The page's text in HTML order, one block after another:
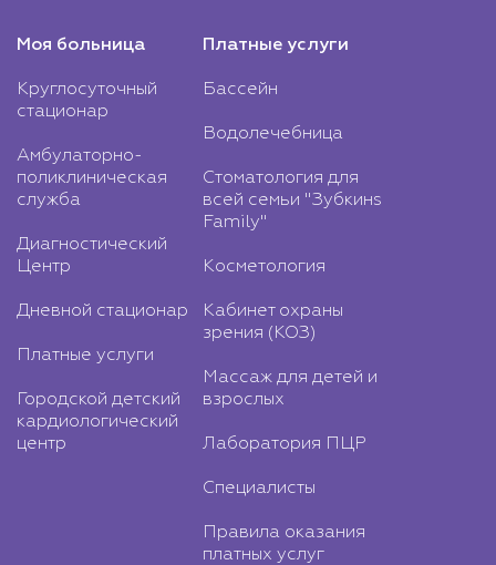
Моя больница
Круглосуточный
стационар
Амбулаторно-
поликлиническая
служба
Диагностический
Центр
Дневной стационар
Платные услуги
Городской детский
кардиологический
центр
Платные услуги
Бассейн
Водолечебница
Стоматология для
всей семьи "Зубкинs
Family"
Косметология
Кабинет охраны
зрения (КОЗ)
Массаж для детей и
взрослых
Лаборатория ПЦР
Специалисты
Правила оказания
платных услуг